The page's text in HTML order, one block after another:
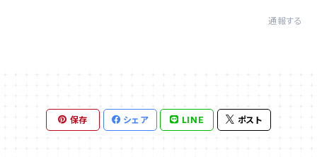
通報する
保存 シェア LINE ポスト